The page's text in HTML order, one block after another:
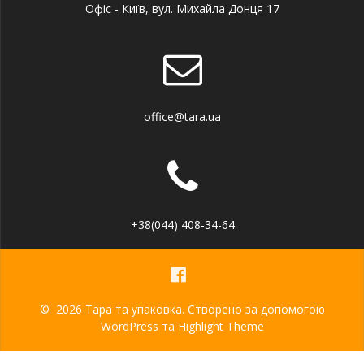
Офіс - Київ, вул. Михайла Донця 17
office@tara.ua
+38(044) 408-34-64
© 2026 Тара та упаковка. Створено за допомогою
WordPress та Highlight Theme